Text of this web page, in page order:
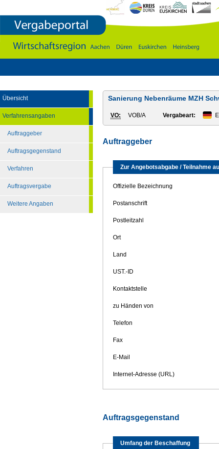
Aachen
DÃ¼ren
Heinsberg
Übersicht
Verfahrensangaben
Auftraggeber
Auftragsgegenstand
Verfahren
Auftragsvergabe
Weitere Angaben
Sanierung Nebenräume MZH
VO: VOB/A Vergabeart:
Auftraggeber
Zur Angebotsabgabe / Teilnahme
Offizielle Bezeichnung
Postanschrift
Postleitzahl
Ort
Land
UST.-ID
Kontaktstelle
zu Händen von
Telefon
Fax
E-Mail
Internet-Adresse (URL)
Auftragsgegenstand
Umfang der Beschaffung